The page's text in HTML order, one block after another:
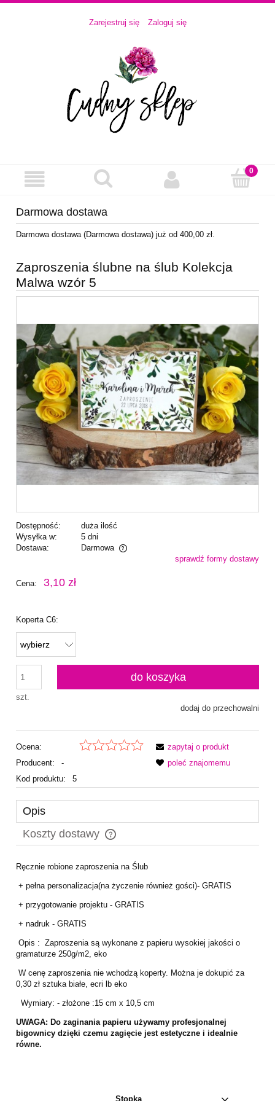
Zarejestruj się Zaloguj się
Darmowa dostawa
Darmowa dostawa (Darmowa dostawa) już od 400,00 zł.
Zaproszenia ślubne na ślub Kolekcja
Malwa wzór 5
Dostępność:
duża ilość
Wysyłka w:
5 dni
Dostawa:
Darmowa
Cena nie zawiera ewentualnych kosztów płatnościsprawdź formy dostawy
Cena: 3,10 zł
Koperta C6:
szt.
do koszyka
dodaj do przechowalni
Ocena:
Producent:
-
Kod produktu:
5
zapytaj o produkt
poleć znajomemu
Opis
Koszty dostawy
Cena nie zawiera ewentualnych kosztów płatności
Ręcznie robione zaproszenia na Ślub
+ pełna personalizacja(na życzenie również gości)- GRATIS
+ przygotowanie projektu - GRATIS
+ nadruk - GRATIS
Opis : Zaproszenia są wykonane z papieru wysokiej jakości o
gramaturze 250g/m2, eko
W cenę zaproszenia nie wchodzą koperty. Można je dokupić za
0,30 zł sztuka białe, ecri lb eko
Wymiary: - złożone :15 cm x 10,5 cm
UWAGA: Do zaginania papieru używamy profesjonalnej
bigownicy dzięki czemu zagięcie jest estetyczne i idealnie
równe.
Stopka